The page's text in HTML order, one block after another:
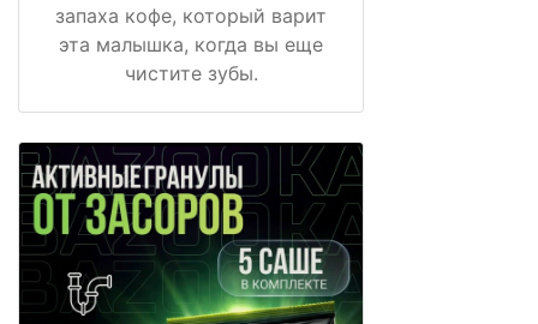
запаха кофе, который варит
эта малышка, когда вы еще
чистите зубы.